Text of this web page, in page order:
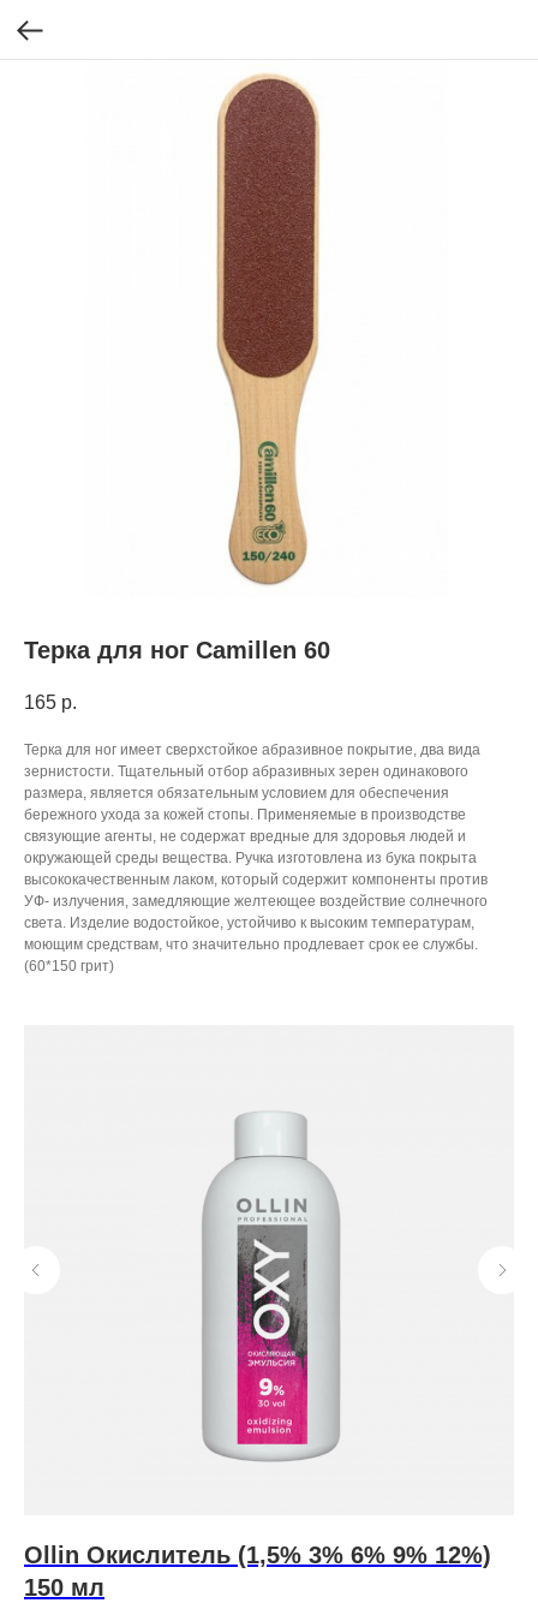
Терка для ног Camillen 60
165 р.
Терка для ног имеет сверхстойкое абразивное покрытие, два вида
зернистости. Тщательный отбор абразивных зерен одинакового
размера, является обязательным условием для обеспечения
бережного ухода за кожей стопы. Применяемые в производстве
связующие агенты, не содержат вредные для здоровья людей и
окружающей среды вещества. Ручка изготовлена из бука покрыта
высококачественным лаком, который содержит компоненты против
УФ- излучения, замедляющие желтеющее воздействие солнечного
света. Изделие водостойкое, устойчиво к высоким температурам,
моющим средствам, что значительно продлевает срок ее службы.
(60*150 грит)
Ollin Окислитель (1,5% 3% 6% 9% 12%)
150 мл